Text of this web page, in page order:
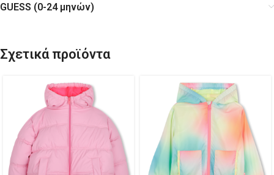
GUESS (0-24 μηνών)
Σχετικά προϊόντα